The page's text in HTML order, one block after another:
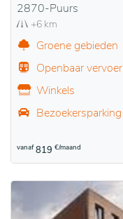
2870-Puurs
+6 km
Groene gebieden
Openbaar vervoer
Winkels
Bezoekersparking
vanaf 819 €/maand